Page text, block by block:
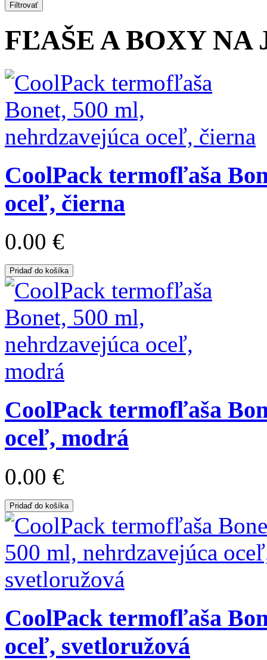
Filtrovať
FĽAŠE A BOXY NA
CoolPack termofľaša
oceľ, čierna
0.00 €
Pridaď do košíka
CoolPack termofľaša
oceľ, modrá
0.00 €
Pridaď do košíka
CoolPack termofľaša
oceľ, svetloružová